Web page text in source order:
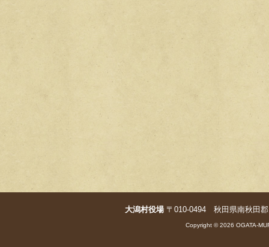
大潟村役場〒010-0494 秋田県南秋田
Copyright © 2026 OGATA-